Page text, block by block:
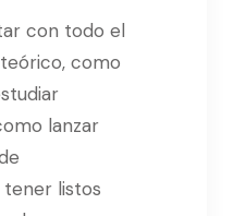
con todo el
como
lanzar
tener listos